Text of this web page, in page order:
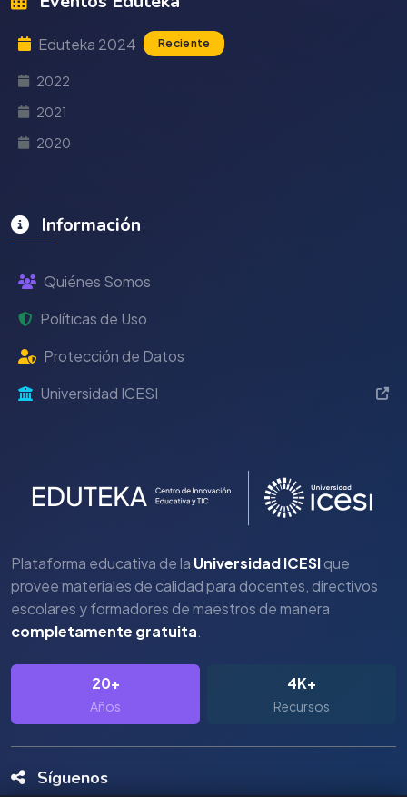
Eduteka 2024 Reciente
2022
2021
2020
Información
Quiénes Somos
Políticas de Uso
Protección de Datos
Universidad ICESI
Plataforma educativa de la Universidad ICESIque
provee materiales de calidad para docentes, directivos
escolares y formadores de maestros de manera
completamente gratuita.
20+
Años
4K+
Recursos
Síguenos